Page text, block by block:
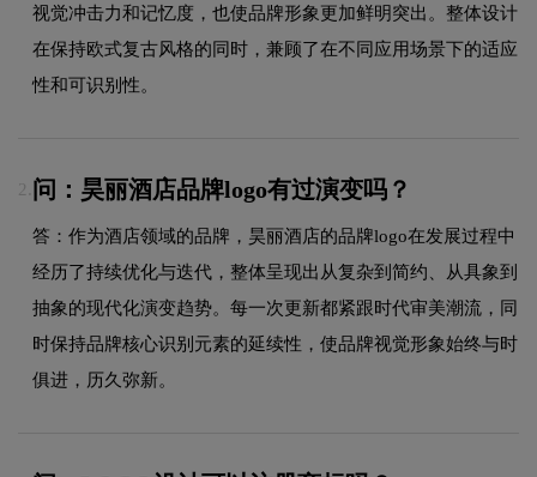
视觉冲击力和记忆度，也使品牌形象更加鲜明突出。整体设计
在保持欧式复古风格的同时，兼顾了在不同应用场景下的适应
性和可识别性。
2. 问：昊丽酒店品牌logo有过演变吗？
答：作为酒店领域的品牌，昊丽酒店的品牌logo在发展过程中
经历了持续优化与迭代，整体呈现出从复杂到简约、从具象到
抽象的现代化演变趋势。每一次更新都紧跟时代审美潮流，同
时保持品牌核心识别元素的延续性，使品牌视觉形象始终与时
俱进，历久弥新。